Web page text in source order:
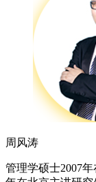
周风涛
管理学硕士2007